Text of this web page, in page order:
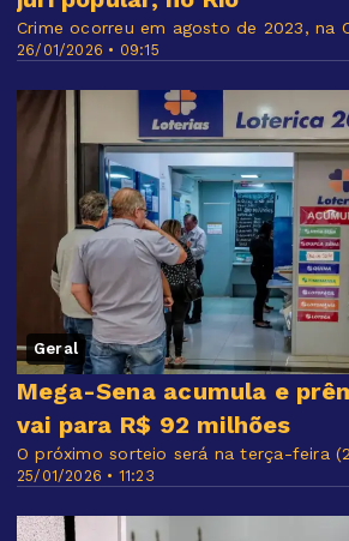
26/01/2026 • 09:15
Crime ocorreu em agosto de 2023, na
Geral
25/01/2026 • 11:23
Mega-Sena acumula e
vai para R$ 92 milhões
O próximo sorteio será na terça-feira